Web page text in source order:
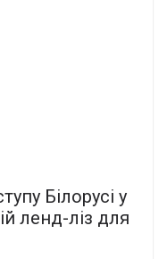
Білорусі у
ленд-ліз для